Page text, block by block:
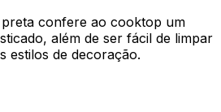
confere ao cooktop um
além de ser fácil de limpar
estilos de decoração.